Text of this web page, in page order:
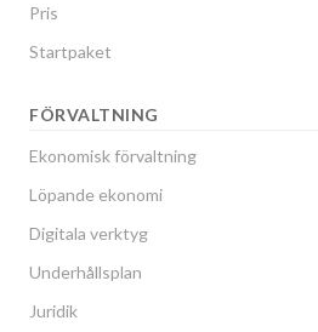
Pris
Startpaket
FÖRVALTNING
Ekonomisk förvaltning
Löpande ekonomi
Digitala verktyg
Underhållsplan
Juridik